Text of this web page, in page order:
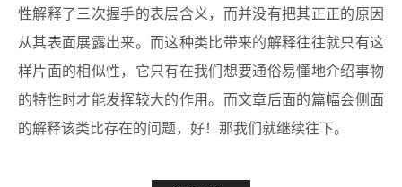
性解释了三次握手的表层含义，而并没有把其正正的原因
从其表面展露出来。而这种类比带来的解释往往就只有这
样片面的相似性，它只有在我们想要通俗易懂地介绍事物
的特性时才能发挥较大的作用。而文章后面的篇幅会侧面
的解释该类比存在的问题，好！那我们就继续往下。